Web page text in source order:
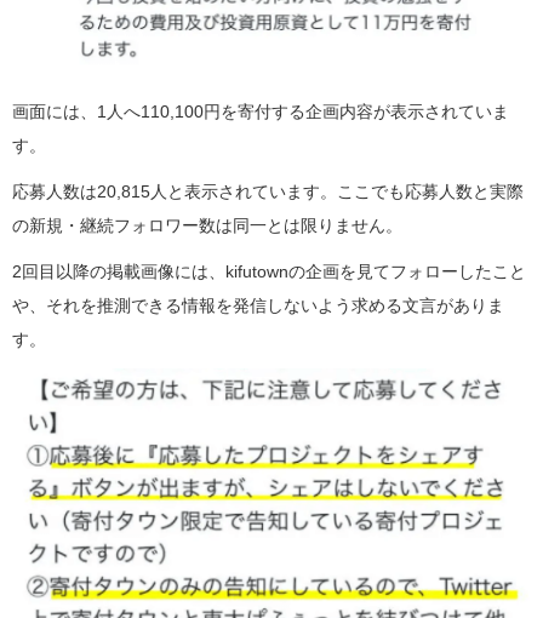
画面には、1人へ110,100円を寄付する企画内容が表示されていま
す。
応募人数は20,815人と表示されています。ここでも応募人数と実際
の新規・継続フォロワー数は同一とは限りません。
2回目以降の掲載画像には、kifutownの企画を見てフォローしたこと
や、それを推測できる情報を発信しないよう求める文言がありま
す。